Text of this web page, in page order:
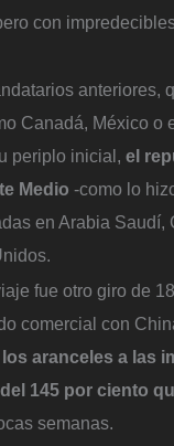
con
anteriores,
Canadá, México o
periplo inicial, el
Medio -como lo
en Arabia Saudí,
fue otro giro de
comercial con
aranceles a las
145 por ciento
semanas.